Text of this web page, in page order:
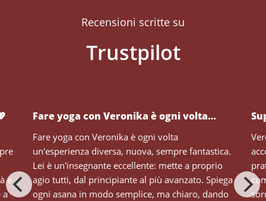
Recensioni scritte su
Fare yoga con Veronika è ogni volta…
Fare yoga con Veronika è ogni volta
un'esperienza diversa, nuova, sempre fantastica.
Lei è un'insegnante eccellente: mette a proprio
agio tutti, dal principiante al più avanzato. Spiega
ogni asana in modo semplice, ma chiaro, dando
e
a